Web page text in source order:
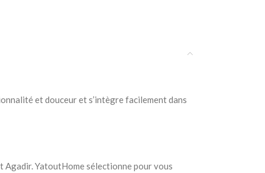
et douceur et s’intègre facilement dans
Agadir. YatoutHome sélectionne pour vous